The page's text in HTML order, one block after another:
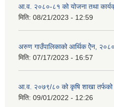
आ.व. २०८०-८१ को योजना तथा
मिति: 08/21/2023 - 12:59
अरुण गाउँपालिकाको आर्थिक ऐेन, २०८०
मिति: 07/17/2023 - 16:57
आ.व. २०७९/८० को कृषि शाखा
मिति: 09/01/2022 - 12:26